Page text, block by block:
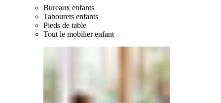
Bureaux enfants
Tabourets enfants
Pieds de table
Tout le mobilier enfant